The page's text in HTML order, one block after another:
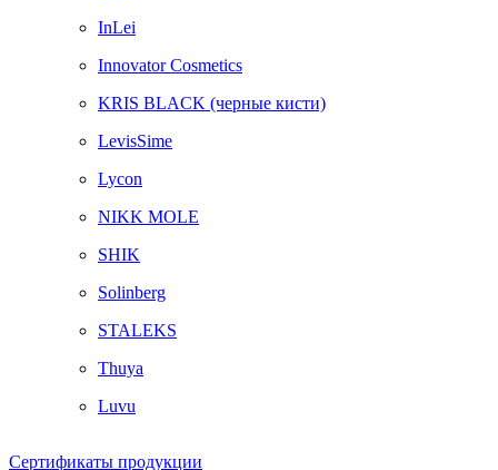
InLei
Innovator Cosmetics
KRIS BLACK (черные кисти)
LevisSime
Lycon
NIKK MOLE
SHIK
Solinberg
STALEKS
Thuya
Luvu
Сертификаты продукции